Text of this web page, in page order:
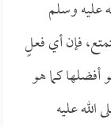
عليه وسلم
فإن أي فعلٍ
كما هو
عليه